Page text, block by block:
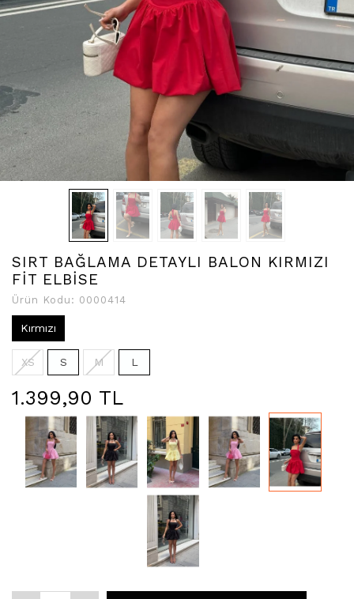
SIRT BAĞLAMA DETAYLI BALON KIRMIZI
FİT ELBİSE
Ürün Kodu: 0000414
Kırmızı
XS S M L
1.399,90 TL